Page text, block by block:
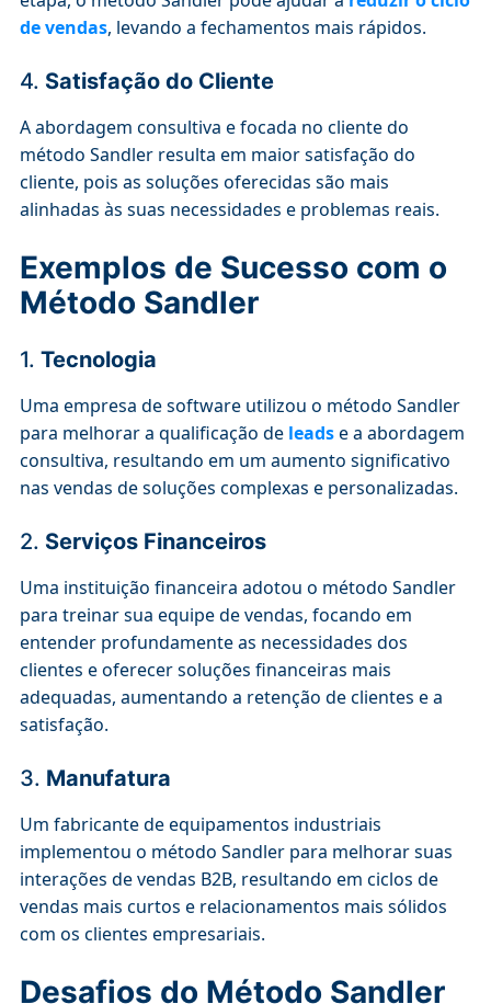
de vendas, levando a fechamentos mais rápidos.
4. Satisfação do Cliente
A abordagem consultiva e focada no cliente do
método Sandler resulta em maior satisfação do
cliente, pois as soluções oferecidas são mais
alinhadas às suas necessidades e problemas reais.
Exemplos de Sucesso com o
Método Sandler
1. Tecnologia
Uma empresa de software utilizou o método Sandler
para melhorar a qualificação de leadse a abordagem
consultiva, resultando em um aumento significativo
nas vendas de soluções complexas e personalizadas.
2. Serviços Financeiros
Uma instituição financeira adotou o método Sandler
para treinar sua equipe de vendas, focando em
entender profundamente as necessidades dos
clientes e oferecer soluções financeiras mais
adequadas, aumentando a retenção de clientes e a
satisfação.
3. Manufatura
Um fabricante de equipamentos industriais
implementou o método Sandler para melhorar suas
interações de vendas B2B, resultando em ciclos de
vendas mais curtos e relacionamentos mais sólidos
com os clientes empresariais.
Desafios do Método Sandler